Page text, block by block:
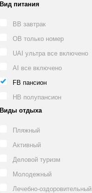
Вид питания
BB завтрак
OB только номер
UAI ультра все включено
AI все включено
FB пансион
HB полупансион
Виды отдыха
Пляжный
Активный
Деловой туризм
Молодежный
Лечебно-оздоровительный